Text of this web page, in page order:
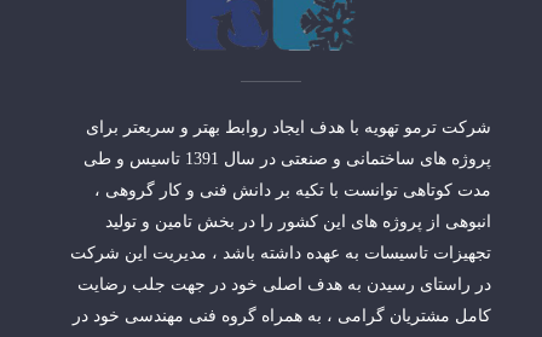
شرکت ترمو تهویه با هدف ایجاد روابط بهتر و سریعتر برای
پروژه های ساختمانی و صنعتی در سال 1391 تاسیس و طی
مدت کوتاهی توانست با تکیه بر دانش فنی و کار گروهی ،
انبوهی از پروژه های این کشور را در بخش تامین و تولید
تجهیزات تاسیسات به عهده داشته باشد ، مدیریت این شرکت
در راستای رسیدن به هدف اصلی خود در جهت جلب رضایت
کامل مشتریان گرامی ، به همراه گروه فنی مهندسی خود در